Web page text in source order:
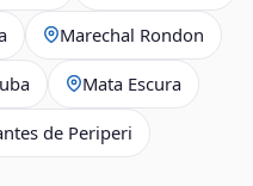
Marechal Rondon
Mata Escura
de Periperi